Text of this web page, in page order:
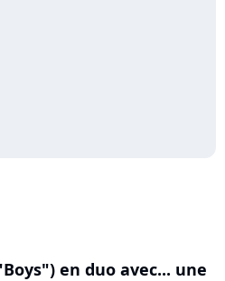
en duo avec... une